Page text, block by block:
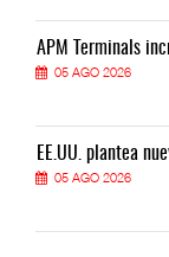
APM Terminals
05 AGO 2026
EE.UU. plantea
05 AGO 2026